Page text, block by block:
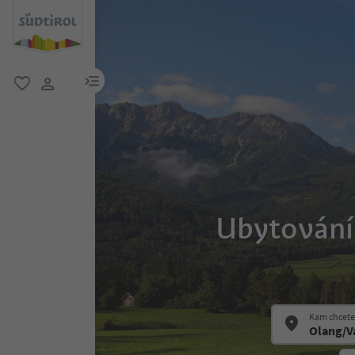
uživatelský odkaz
odkaz na menu
Kam